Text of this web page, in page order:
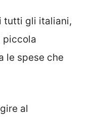
tutti gli italiani,
piccola
le spese che
al